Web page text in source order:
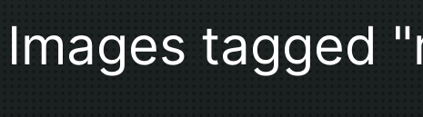
Images tagged